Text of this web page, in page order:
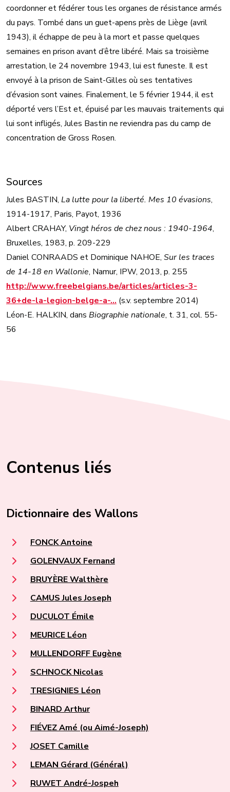
coordonner et fédérer tous les organes de résistance armés
du pays. Tombé dans un guet-apens près de Liège (avril
1943), il échappe de peu à la mort et passe quelques
semaines en prison avant d’être libéré. Mais sa troisième
arrestation, le 24 novembre 1943, lui est funeste. Il est
envoyé à la prison de Saint-Gilles où ses tentatives
d’évasion sont vaines. Finalement, le 5 février 1944, il est
déporté vers l’Est et, épuisé par les mauvais traitements qui
lui sont infligés, Jules Bastin ne reviendra pas du camp de
concentration de Gross Rosen.
Sources
Jules BASTIN, La lutte pour la liberté. Mes 10 évasions,
1914-1917, Paris, Payot, 1936
Albert CRAHAY, Vingt héros de chez nous : 1940-1964,
Bruxelles, 1983, p. 209-229
Daniel CONRAADS et Dominique NAHOE, Sur les traces
de 14-18 en Wallonie, Namur, IPW, 2013, p. 255
http://www.freebelgians.be/articles/articles-3-
36+de-la-legion-belge-a-… (s.v. septembre 2014)
Léon-E. HALKIN, dans Biographie nationale, t. 31, col. 55-
56
Contenus liés
Dictionnaire des Wallons
FONCK Antoine
GOLENVAUX Fernand
BRUYÈRE Walthère
CAMUS Jules Joseph
DUCULOT Émile
MEURICE Léon
MULLENDORFF Eugène
SCHNOCK Nicolas
TRESIGNIES Léon
BINARD Arthur
FIÉVEZ Amé (ou Aimé-Joseph)
JOSET Camille
LEMAN Gérard (Général)
RUWET André-Jospeh